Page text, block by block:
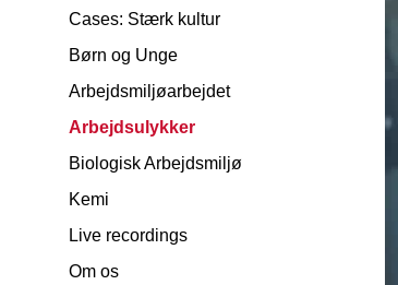
Cases: Stærk kultur
Børn og Unge
Arbejdsmiljøarbejdet
Arbejdsulykker
Biologisk Arbejdsmiljø
Kemi
Live recordings
Om os